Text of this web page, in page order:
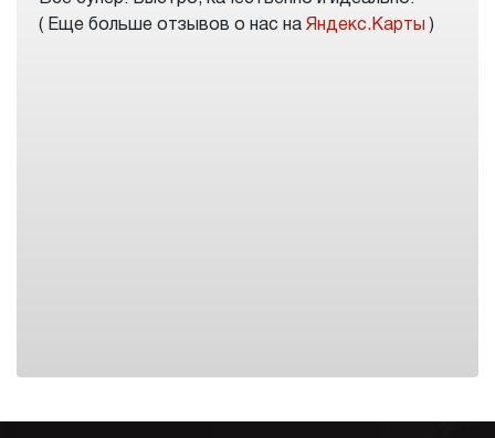
( Еще больше отзывов о нас на Яндекс.Карты )